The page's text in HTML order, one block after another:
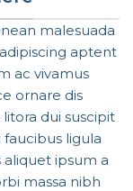
malesuada
aptent
ac vivamus
ornare dis
dui suscipit
ligula
ipsum a
massa nibh